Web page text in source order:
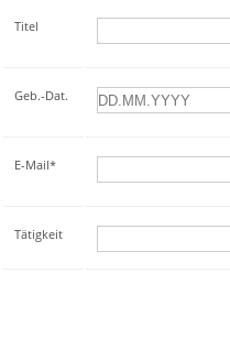
Titel
Geb.-Dat.
E-Mail*
Tätigkeit